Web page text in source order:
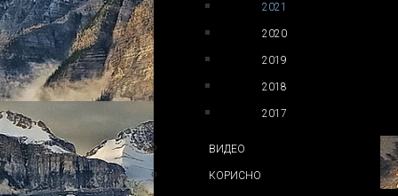
2021
2020
2019
2018
2017
ВИДЕО
КОРИСНО